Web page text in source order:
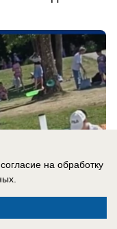
на обработку